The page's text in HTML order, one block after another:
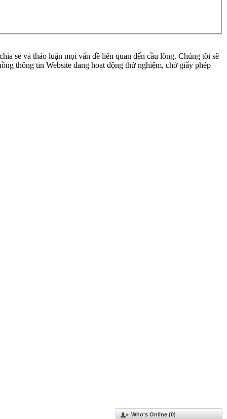
sẻ và thảo luận mọi vấn đề liên quan đến cầu lông. Chúng tôi sẽ
thông tin Website đang hoạt động thử nghiệm, chờ giấy phép
Who's Online (0)